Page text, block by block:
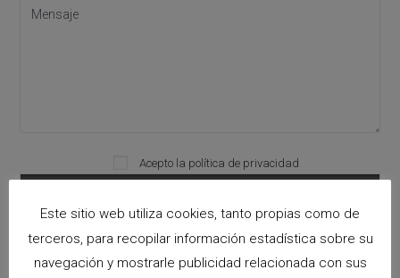
Please leave this field empty.
Acepto la política de privacidad
Este sitio web utiliza cookies, tanto propias como de
terceros, para recopilar información estadística sobre su
navegación y mostrarle publicidad relacionada con sus